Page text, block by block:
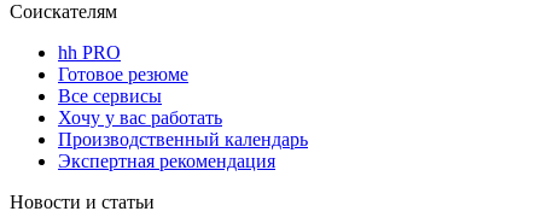
Соискателям
hh PRO
Готовое резюме
Все сервисы
Хочу у вас работать
Производственный календарь
Экспертная рекомендация
Новости и статьи